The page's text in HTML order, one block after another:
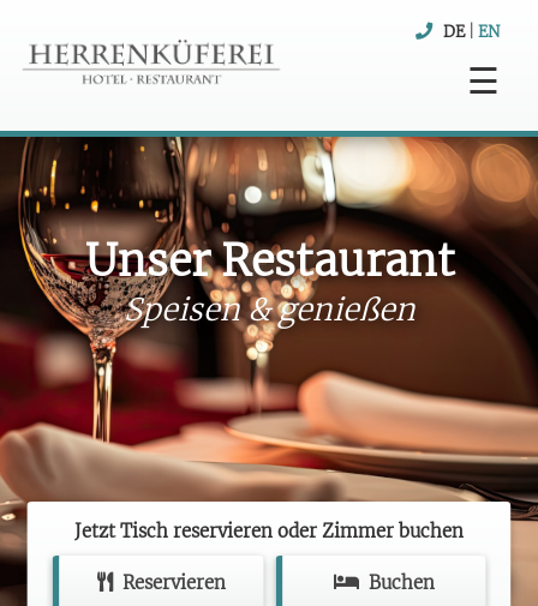
DE| EN
☰
Unser Restaurant
Speisen & genießen
Jetzt Tisch reservieren oder Zimmer buchen
Reservieren Buchen